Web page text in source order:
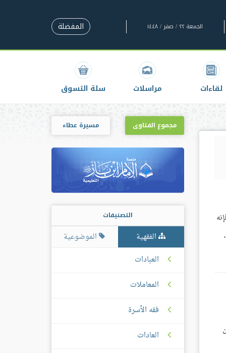
الجمعة ٢٢ / صفر / ١٤٤٨ المفضلة
لقاءات مراسلات سلة التسوق
مجموع الفتاوى مسيرة عطاء
التصنيفات
الفقهية
الموضوعية
العبادات
المعاملات
فقه الأسرة
العادات